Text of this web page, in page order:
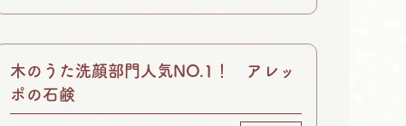
木のうた洗顔部門人気NO.1！ アレッ
ポの石鹸